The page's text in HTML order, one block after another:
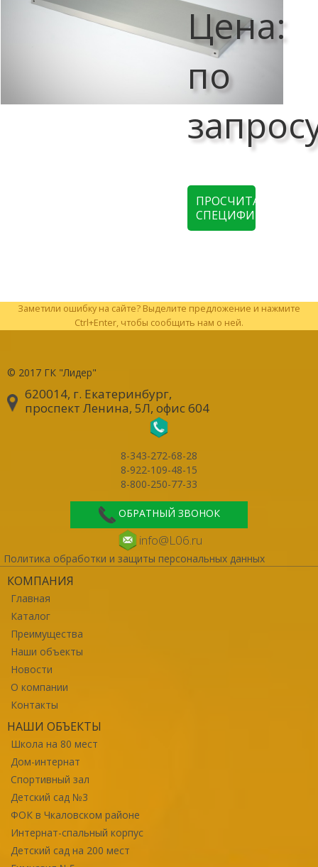
Цена:
по
ПРОСЧИТАТЬ
СПЕЦИФИКАЦИЮ
Заметили ошибку на сайте? Выделите предложение и нажмите
Ctrl+Enter, чтобы сообщить нам о ней.
© 2017 ГК "Лидер"
620014, г. Екатеринбург,
проспект Ленина, 5Л, офис 604
8-343-272-68-28
8-922-109-48-15
8-800-250-77-33
ОБРАТНЫЙ ЗВОНОК
info@L06.ru
Политика обработки и защиты персональных данных
КОМПАНИЯ
Главная
Каталог
Преимущества
Наши объекты
Новости
О компании
Контакты
НАШИ ОБЪЕКТЫ
Школа на 80 мест
Дом-интернат
Спортивный зал
Детский сад №3
ФОК в Чкаловском районе
Интернат-спальный корпус
Детский сад на 200 мест